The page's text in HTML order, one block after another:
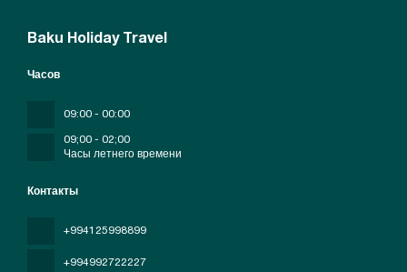
Baku Holiday Travel
Контакты
+994125998899
+994992722227
Часов
09:00 - 00:00
09;00 - 02;00
Часы летнего времени